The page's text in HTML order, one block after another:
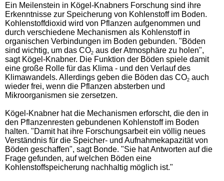
Ein Meilenstein in Kögel-Knabners Forschung sind ihre
Erkenntnisse zur Speicherung von Kohlenstoff im Boden.
Kohlenstoffdioxid wird von Pflanzen aufgenommen und
durch verschiedene Mechanismen als Kohlenstoff in
organischen Verbindungen im Boden gebunden. "Böden
sind wichtig, um das CO2 aus der Atmosphäre zu holen",
sagt Kögel-Knabner. Die Funktion der Böden spiele damit
eine große Rolle für das Klima - und den Verlauf des
Klimawandels. Allerdings geben die Böden das CO2 auch
wieder frei, wenn die Pflanzen absterben und
Mikroorganismen sie zersetzen.
Kögel-Knabner hat die Mechanismen erforscht, die den in
den Pflanzenresten gebundenen Kohlenstoff im Boden
halten. "Damit hat ihre Forschungsarbeit ein völlig neues
Verständnis für die Speicher- und Aufnahmekapazität von
Böden geschaffen", sagt Bonde. "Sie hat Antworten auf die
Frage gefunden, auf welchen Böden eine
Kohlenstoffspeicherung nachhaltig möglich ist."